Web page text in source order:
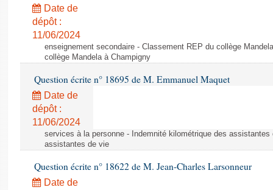
Date de
dépôt :
11/06/2024
enseignement secondaire - Classement REP du collège
collège Mandela à Champigny
Question écrite n° 18695 de M. Emmanuel Maquet
Date de
dépôt :
11/06/2024
services à la personne - Indemnité kilométrique des
assistantes de vie
Question écrite n° 18622 de M. Jean-Charles Larsonneur
Date de